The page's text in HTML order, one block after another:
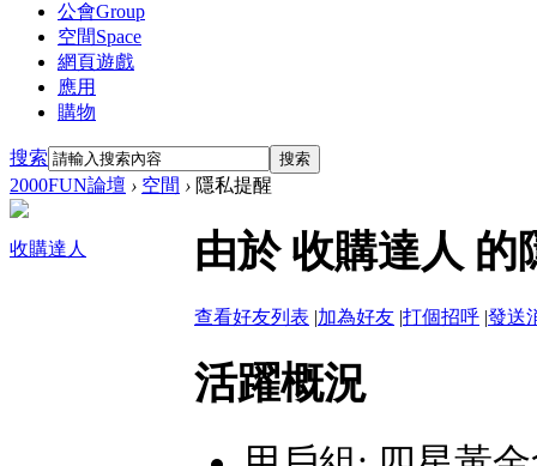
公會Group
空間Space
網頁遊戲
應用
購物
搜索 搜索
2000FUN論壇 › 空間 › 隱私提醒
收購達人 由於 收購達人
查看好友列表 |加為好友 |打個招呼 |發送
活躍概況